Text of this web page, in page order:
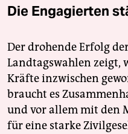
Die Engagierten
Der drohende Erfolg
Landtagswahlen zeigt,
Kräfte inzwischen
braucht es
und vor allem mit den
für eine starke